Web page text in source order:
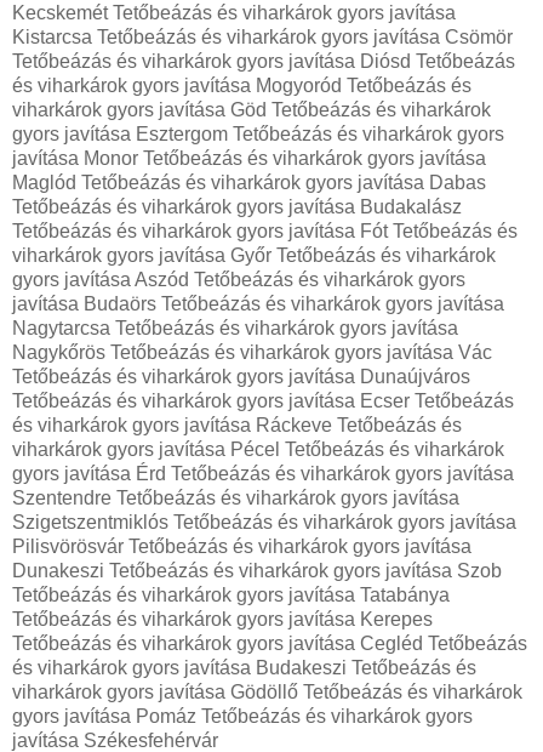
Kecskemét Tetőbeázás és viharkárok gyors javítása
Kistarcsa Tetőbeázás és viharkárok gyors javítása Csömör
Tetőbeázás és viharkárok gyors javítása Diósd Tetőbeázás
és viharkárok gyors javítása Mogyoród Tetőbeázás és
viharkárok gyors javítása Göd Tetőbeázás és viharkárok
gyors javítása Esztergom Tetőbeázás és viharkárok gyors
javítása Monor Tetőbeázás és viharkárok gyors javítása
Maglód Tetőbeázás és viharkárok gyors javítása Dabas
Tetőbeázás és viharkárok gyors javítása Budakalász
Tetőbeázás és viharkárok gyors javítása Fót Tetőbeázás és
viharkárok gyors javítása Győr Tetőbeázás és viharkárok
gyors javítása Aszód Tetőbeázás és viharkárok gyors
javítása Budaörs Tetőbeázás és viharkárok gyors javítása
Nagytarcsa Tetőbeázás és viharkárok gyors javítása
Nagykőrös Tetőbeázás és viharkárok gyors javítása Vác
Tetőbeázás és viharkárok gyors javítása Dunaújváros
Tetőbeázás és viharkárok gyors javítása Ecser Tetőbeázás
és viharkárok gyors javítása Ráckeve Tetőbeázás és
viharkárok gyors javítása Pécel Tetőbeázás és viharkárok
gyors javítása Érd Tetőbeázás és viharkárok gyors javítása
Szentendre Tetőbeázás és viharkárok gyors javítása
Szigetszentmiklós Tetőbeázás és viharkárok gyors javítása
Pilisvörösvár Tetőbeázás és viharkárok gyors javítása
Dunakeszi Tetőbeázás és viharkárok gyors javítása Szob
Tetőbeázás és viharkárok gyors javítása Tatabánya
Tetőbeázás és viharkárok gyors javítása Kerepes
Tetőbeázás és viharkárok gyors javítása Cegléd Tetőbeázás
és viharkárok gyors javítása Budakeszi Tetőbeázás és
viharkárok gyors javítása Gödöllő Tetőbeázás és viharkárok
gyors javítása Pomáz Tetőbeázás és viharkárok gyors
javítása Székesfehérvár